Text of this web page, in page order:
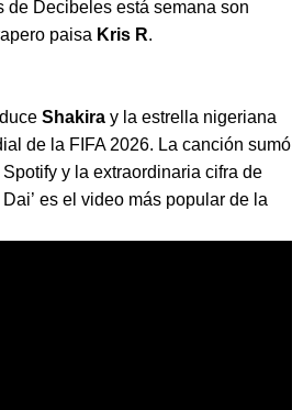
de Decibeles está semana son
paisa Kris R.
Shakiray la estrella nigeriana
de la FIFA 2026. La canción sumó
y la extraordinaria cifra de
es el video más popular de la